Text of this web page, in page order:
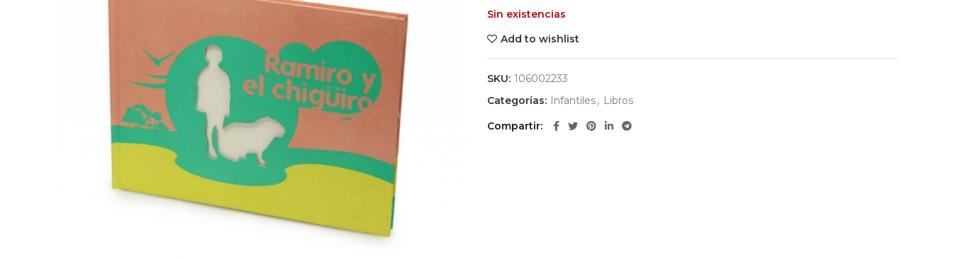
Sin existencias
Add to wishlist
SKU: 106002233
Categorías: Infantiles, Libros
Compartir